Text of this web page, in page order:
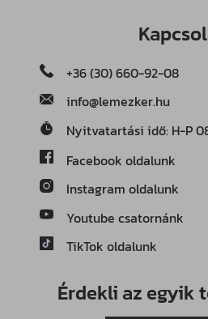
+36 (30) 660-92-08
info@lemezker.hu
Nyitvatartási idő: H-P
Facebook oldalunk
Instagram oldalunk
Youtube csatornánk
TikTok oldalunk
Érdekli az egyik